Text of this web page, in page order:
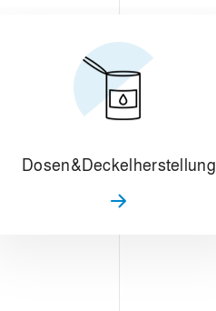
Dosen&Deckelherstellung